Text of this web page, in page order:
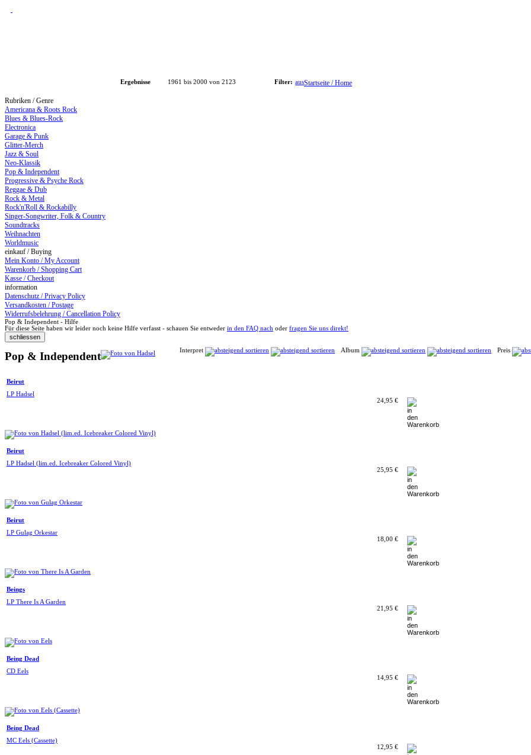
Ergebnisse 1961 bis 2000 von 2123 Filter: ausStartseite / Home
Rubriken / Genre
Americana & Roots Rock
Blues & Blues-Rock
Electronica
Garage & Punk
Glitter-Merch
Jazz & Soul
Neo-Klassik
Pop & Independent
Progressive & Psyche Rock
Reggae & Dub
Rock & Metal
Rock'n'Roll & Rockabilly
Singer-Songwriter, Folk & Country
Soundtracks
Weihnachten
Worldmusic
einkauf / Buying
Mein Konto / My Account
Warenkorb / Shopping Cart
Kasse / Checkout
information
Datenschutz / Privacy Policy
Versandkosten / Postage
Widerrufsbelehrung / Cancellation Policy
Pop & Independent - Hilfe
Für diese Seite haben wir leider noch keine Hilfe verfasst - schauen Sie entweder in den FAQ nach oder fragen Sie uns direkt!
Pop & Independent Interpret Album Preis
Beirut
LP Hadsel
24,95 €
Beirut
LP Hadsel (lim.ed. Icebreaker Colored Vinyl)
25,95 €
Beirut
LP Gulag Orkestar
18,00 €
Beings
LP There Is A Garden
21,95 €
Being Dead
CD Eels
14,95 €
Being Dead
MC Eels (Cassette)
12,95 €